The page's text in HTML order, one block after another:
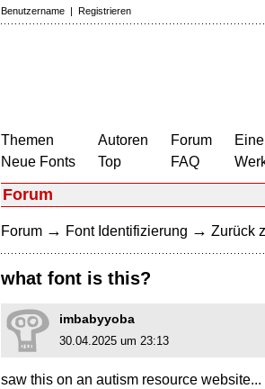
Benutzername | Registrieren
Themen
Neue Fonts
Autoren
Top
Forum
FAQ
Forum
Forum → Font Identifizierung → Zurück
what font is this?
imbabyyoba
30.04.2025 um 23:13
saw this on an autism resource